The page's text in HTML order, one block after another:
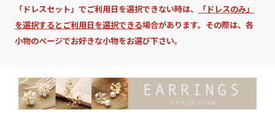
「ドレスセット」でご利用日を選択できない時は、
「ドレスのみ」
を選択するとご利用日を選択できる場合があります。その際は、各
小物のページでお好きな小物をお選び下さい。